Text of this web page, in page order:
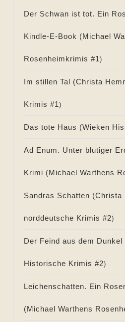
Der Schwan ist tot. Ein
Kindle-E-Book (Michael
Rosenheimkrimis #1)
Im stillen Tal (Christa
Krimis #1)
Das tote Haus (Wieken
Ad Enum. Unter blutiger
Krimi (Michael Warthens
Sandras Schatten (Christa
norddeutsche Krimis #2)
Der Feind aus dem Dunkel
Historische Krimis #2)
Leichenschatten. Ein
(Michael Warthens